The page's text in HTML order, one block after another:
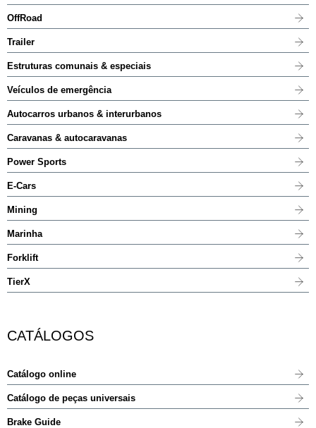
OffRoad
Trailer
Estruturas comunais & especiais
Veículos de emergência
Autocarros urbanos & interurbanos
Caravanas & autocaravanas
Power Sports
E-Cars
Mining
Marinha
Forklift
TierX
CATÁLOGOS
Catálogo online
Catálogo de peças universais
Brake Guide